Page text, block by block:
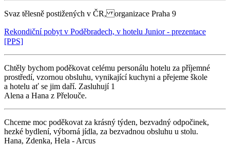
Svaz tělesně postižených v ČR, organizace Praha 9
Rekondiční pobyt v Poděbradech, v hotelu Junior - prezentace
[PPS]
Chtěly bychom poděkovat celému personálu hotelu za příjemné
prostředí, vzornou obsluhu, vynikající kuchyni a přejeme škole
a hotelu ať se jim daří. Zasluhují 1
Alena a Hana z Přelouče.
Chceme moc poděkovat za krásný týden, bezvadný odpočinek,
hezké bydlení, výborná jídla, za bezvadnou obsluhu u stolu.
Hana, Zdenka, Hela - Arcus